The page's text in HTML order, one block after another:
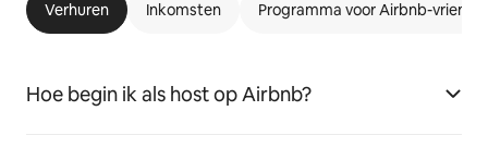
Verhuren Inkomsten Programma voor Airbnb-
Hoe begin ik als host op Airbnb?